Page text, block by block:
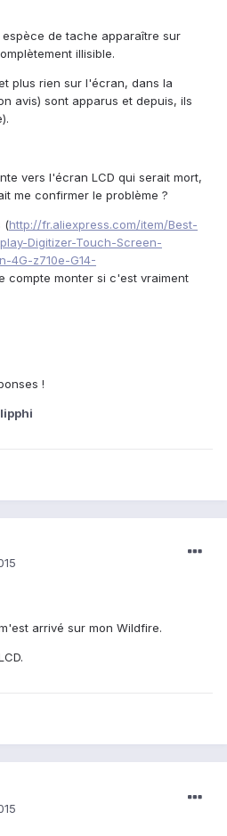
de tache apparaître sur
illisible.
plus rien sur l'écran, dans la
avis) sont apparus et depuis, ils
vers l'écran LCD qui serait mort,
me confirmer le problème ?
(http://fr.aliexpress.com/item/Best-
Digitizer-Touch-Screen-
4G-z710e-G14-
compte monter si c'est vraiment
!
arrivé sur mon Wildfire.